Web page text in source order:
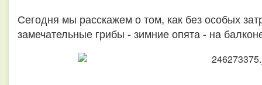
Сегодня мы расскажем о том, как без особых
замечательные грибы - зимние опята - на